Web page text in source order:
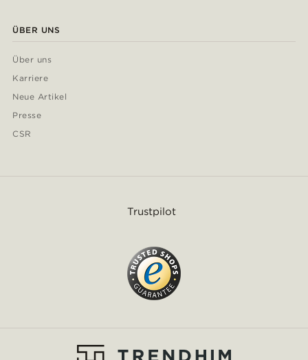
ÜBER UNS
Über uns
Karriere
Neue Artikel
Presse
CSR
Trustpilot